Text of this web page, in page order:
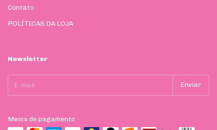
Contato
POLÍTICAS DA LOJA
Newsletter
Meios de pagamento